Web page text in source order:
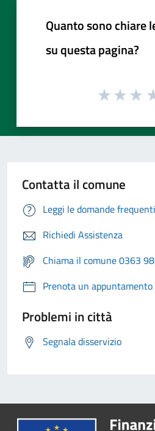
Quanto sono chiare
su questa pagina?
Contatta il comune
Leggi le domande frequenti
Richiedi Assistenza
Chiama il comune 0363
Prenota un appuntamento
Problemi in città
Segnala disservizio